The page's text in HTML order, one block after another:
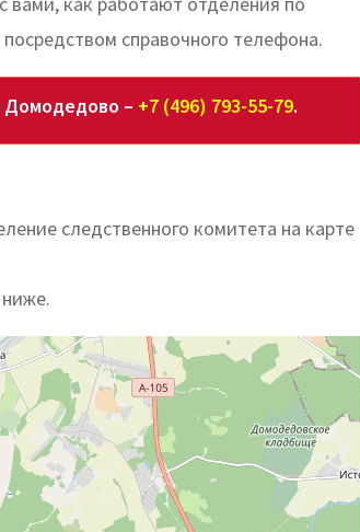
справочного телефона.
Домодедово – +7 (496) 793-55-79.
следственного комитета на карте